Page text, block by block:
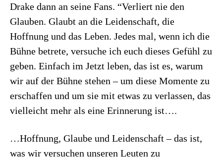
Drake dann an seine Fans. “Verliert nie den
Glauben. Glaubt an die Leidenschaft, die
Hoffnung und das Leben. Jedes mal, wenn ich die
Bühne betrete, versuche ich euch dieses Gefühl zu
geben. Einfach im Jetzt leben, das ist es, warum
wir auf der Bühne stehen – um diese Momente zu
erschaffen und um sie mit etwas zu verlassen, das
vielleicht mehr als eine Erinnerung ist….
…Hoffnung, Glaube und Leidenschaft – das ist,
was wir versuchen unseren Leuten zu